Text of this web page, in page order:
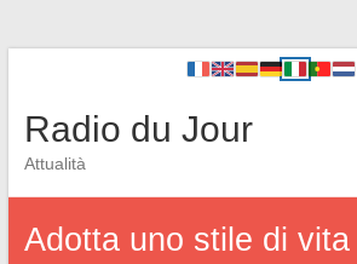
Radio du Jour
Attualità
Adotta uno stile di vita